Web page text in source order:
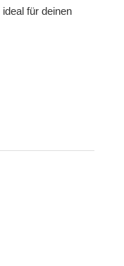
für deinen